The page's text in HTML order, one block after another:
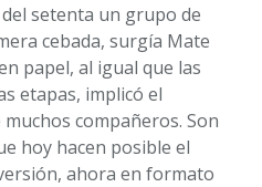
setenta un grupo de
cebada, surgía Mate
papel, al igual que las
etapas, implicó el
compañeros. Son
hoy hacen posible el
ahora en formato